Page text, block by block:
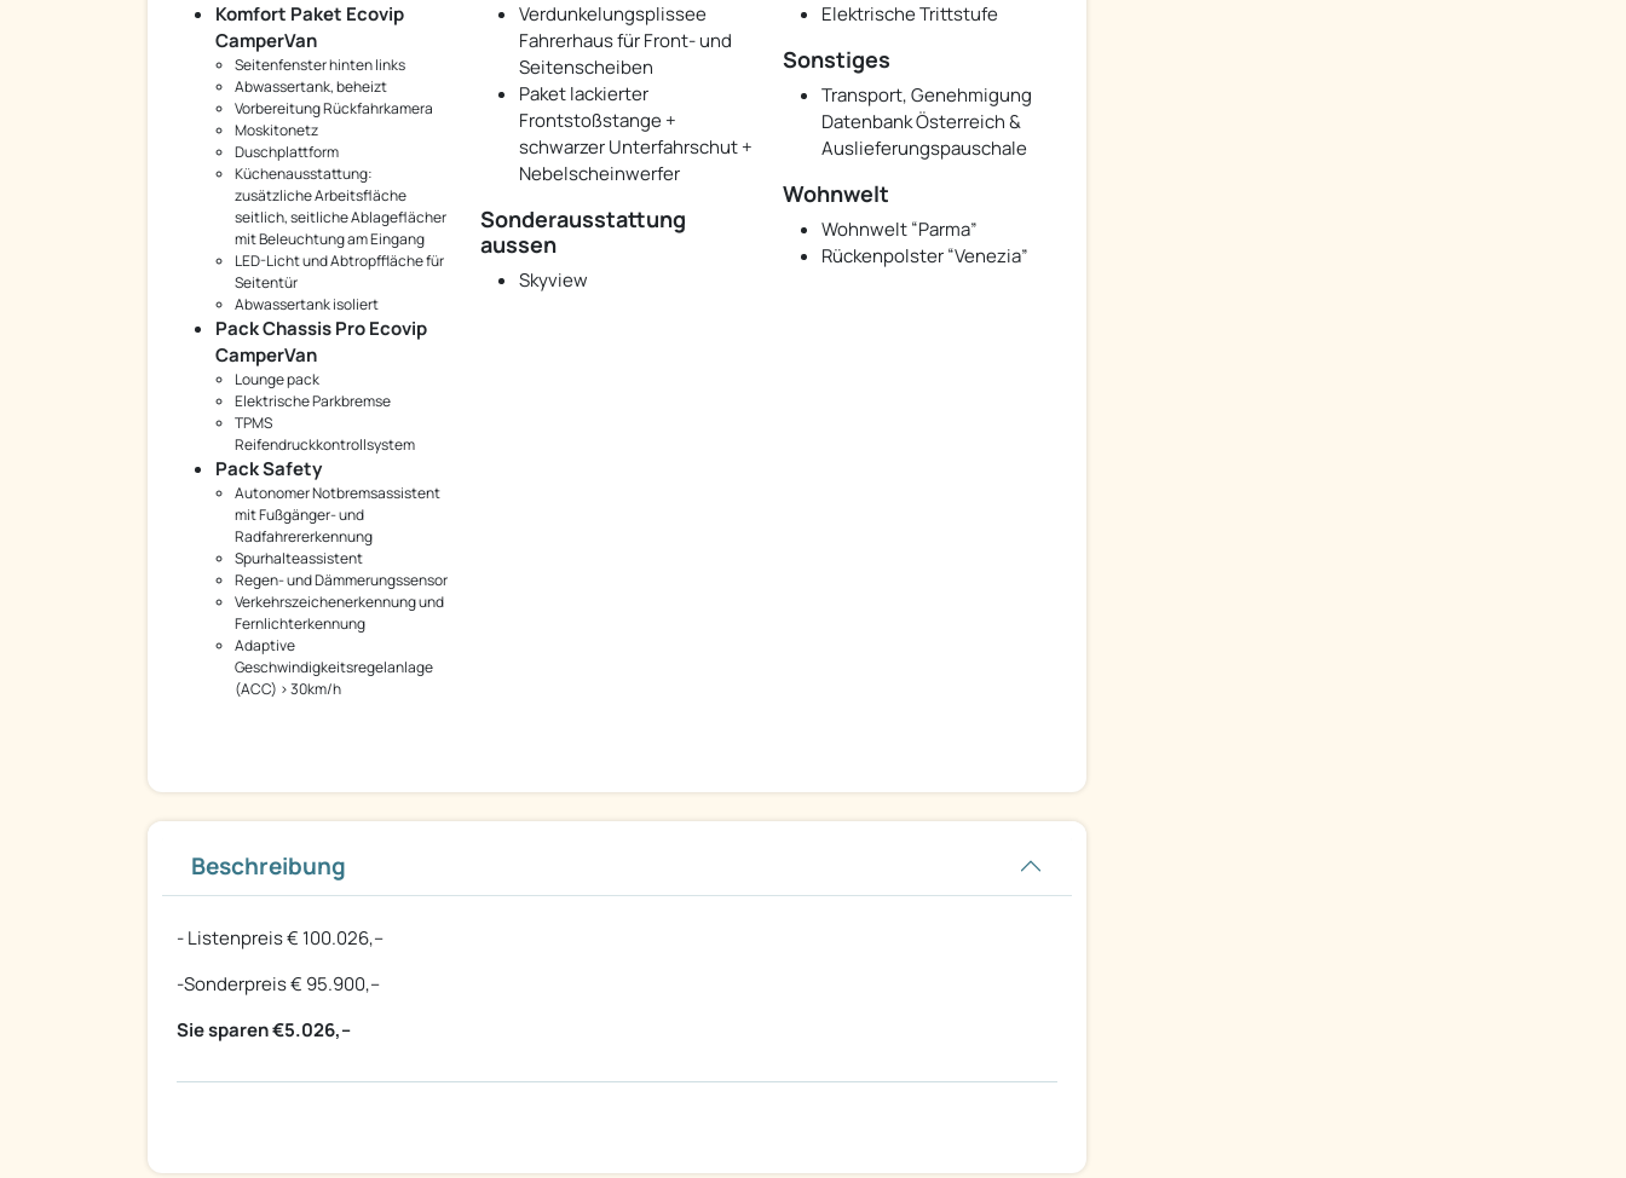
Komfort Paket Ecovip
CamperVan
Seitenfenster hinten links
Abwassertank, beheizt
Vorbereitung Rückfahrkamera
Moskitonetz
Duschplattform
Küchenausstattung:
zusätzliche Arbeitsfläche
seitlich, seitliche Ablageflächer
mit Beleuchtung am Eingang
LED-Licht und Abtropffläche für
Seitentür
Abwassertank isoliert
Pack Chassis Pro Ecovip
CamperVan
Lounge pack
Elektrische Parkbremse
TPMS
Reifendruckkontrollsystem
Pack Safety
Autonomer Notbremsassistent
mit Fußgänger- und
Radfahrererkennung
Spurhalteassistent
Regen- und Dämmerungssensor
Verkehrszeichenerkennung und
Fernlichterkennung
Adaptive
Geschwindigkeitsregelanlage
(ACC) > 30km/h
Verdunkelungsplissee
Fahrerhaus für Front- und
Seitenscheiben
Paket lackierter
Frontstoßstange +
schwarzer Unterfahrschut +
Nebelscheinwerfer
Elektrische Trittstufe
Sonstiges
Transport, Genehmigung
Datenbank Österreich &
Auslieferungspauschale
Wohnwelt
Wohnwelt “Parma”
Rückenpolster “Venezia”
Sonderausstattung
aussen
Skyview
Beschreibung
- Listenpreis € 100.026,--
-Sonderpreis € 95.900,--
Sie sparen €5.026,--